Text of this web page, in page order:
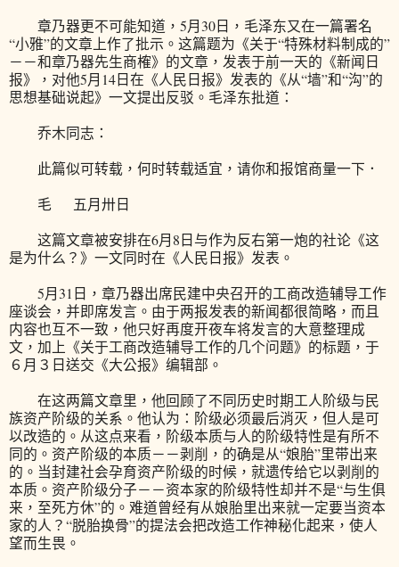
章乃器更不可能知道，5月30日，毛泽东又在一篇署名
“小雅”的文章上作了批示。这篇题为《关于“特殊材料制成的”
－－和章乃器先生商榷》的文章，发表于前一天的《新闻日
报》，对他5月14日在《人民日报》发表的《从“墙”和“沟”的
思想基础说起》一文提出反驳。毛泽东批道：
乔木同志：
此篇似可转载，何时转载适宜，请你和报馆商量一下．
毛 五月卅日
这篇文章被安排在6月8日与作为反右第一炮的社论《这
是为什么？》一文同时在《人民日报》发表。
5月31日，章乃器出席民建中央召开的工商改造辅导工作
座谈会，并即席发言。由于两报发表的新闻都很简略，而且
内容也互不一致，他只好再度开夜车将发言的大意整理成
文，加上《关于工商改造辅导工作的几个问题》的标题，于
６月３日送交《大公报》编辑部。
在这两篇文章里，他回顾了不同历史时期工人阶级与民
族资产阶级的关系。他认为：阶级必须最后消灭，但人是可
以改造的。从这点来看，阶级本质与人的阶级特性是有所不
同的。资产阶级的本质－－剥削，的确是从“娘胎”里带出来
的。当封建社会孕育资产阶级的时候，就遗传给它以剥削的
本质。资产阶级分子－－资本家的阶级特性却并不是“与生俱
来，至死方休”的。难道曾经有从娘胎里出来就一定要当资本
家的人？“脱胎换骨”的提法会把改造工作神秘化起来，使人
望而生畏。